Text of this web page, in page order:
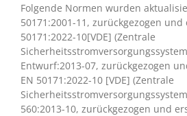
Folgende Normen wurden
50171:2001-11, zurückgezogen
50171:2022-10[VDE] (Zentrale
Entwurf:2013-07, zurückgezogen
EN 50171:2022-10 [VDE] (Zentrale
560:2013-10, zurückgezogen und